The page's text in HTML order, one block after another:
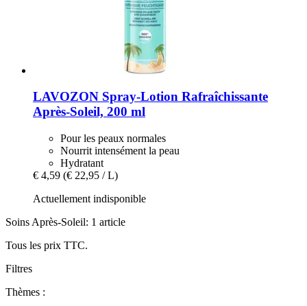
LAVOZON Spray-​Lotion Rafraîchissante
Après-​Soleil, 200 ml
Pour les peaux normales
Nourrit intensément la peau
Hydratant
€ 4,59 (€ 22,95 / L)
Actuellement indisponible
Soins Après-Soleil: 1 article
Tous les prix TTC.
Filtres
Thèmes :